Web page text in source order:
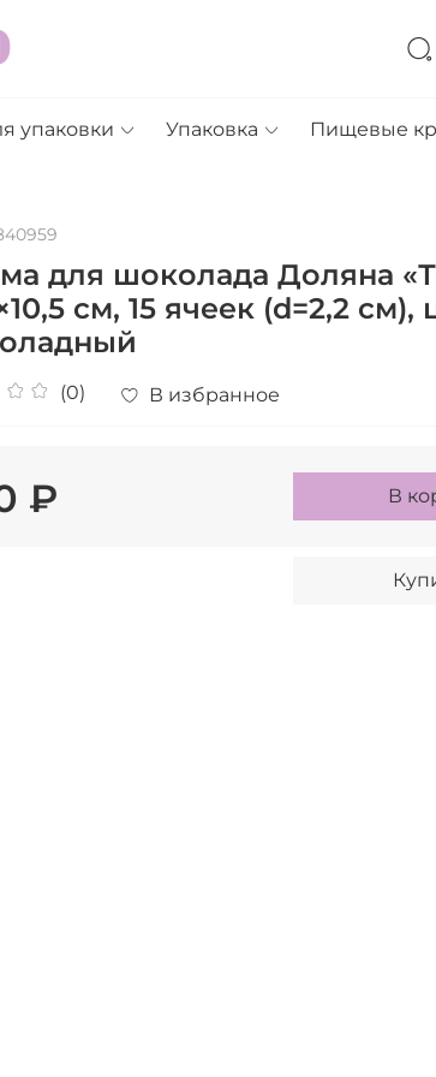
упаковки Упаковка Пищевые
для шоколада Доляна
см, 15 ячеек (d=2,2 см),
(0) В избранное
₽ В